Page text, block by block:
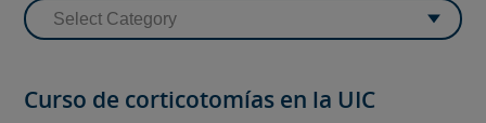
Curso de corticotomías en la UIC